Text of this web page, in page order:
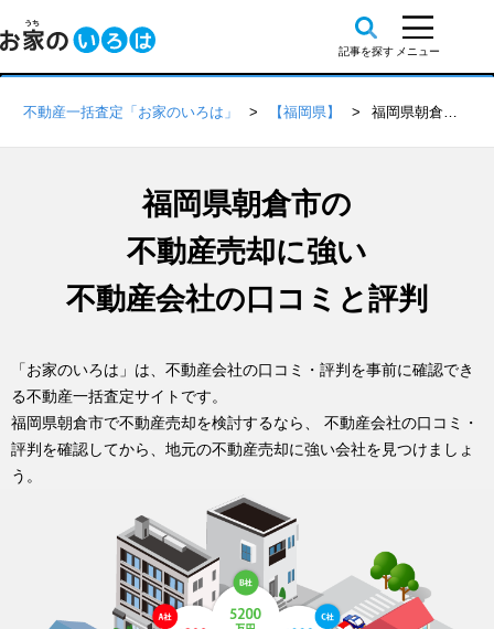
不動産一括査定「お家のいろは」 【福岡県】 福岡県朝倉市の不動産会社 口コミ・評判一覧
福岡県朝倉市の
不動産売却に強い
不動産会社の口コミと評判
「お家のいろは」は、不動産会社の口コミ・評判を事前に確認でき
る不動産一括査定サイトです。
福岡県朝倉市で不動産売却を検討するなら、 不動産会社の口コミ・
評判を確認してから、地元の不動産売却に強い会社を見つけましょ
う。